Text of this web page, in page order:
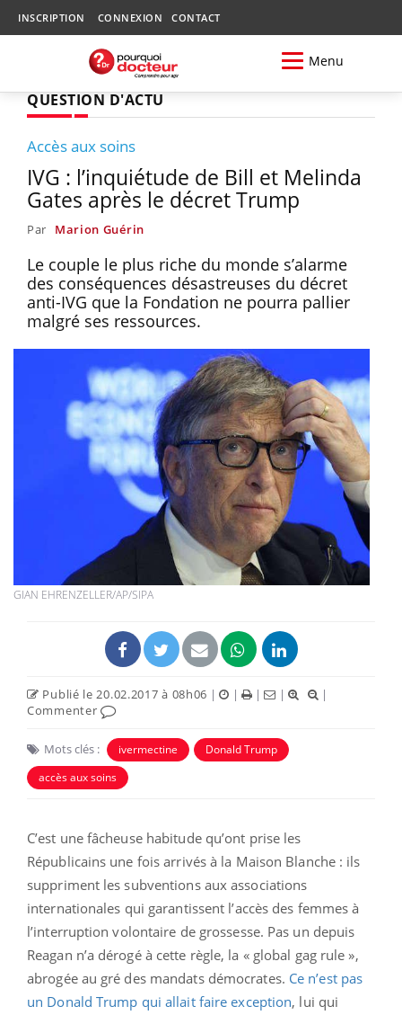
INSCRIPTION CONNEXION CONTACT
Menu
QUESTION D'ACTU
Accès aux soins
IVG : l’inquiétude de Bill et Melinda
Gates après le décret Trump
Par Marion Guérin
Le couple le plus riche du monde s’alarme
des conséquences désastreuses du décret
anti-IVG que la Fondation ne pourra pallier
malgré ses ressources.
GIAN EHRENZELLER/AP/SIPA
Publié le 20.02.2017 à 08h06 | | | |
|
Commenter
Mots clés : ivermectine
Donald Trump
accès aux soins
C’est une fâcheuse habitude qu’ont prise les
Républicains une fois arrivés à la Maison Blanche : ils
suppriment les subventions aux associations
internationales qui garantissent l’accès des femmes à
l’interruption volontaire de grossesse. Pas un depuis
Reagan n’a dérogé à cette règle, la « global gag rule »,
abrogée au gré des mandats démocrates. Ce n’est pas
un Donald Trump qui allait faire exception, lui qui